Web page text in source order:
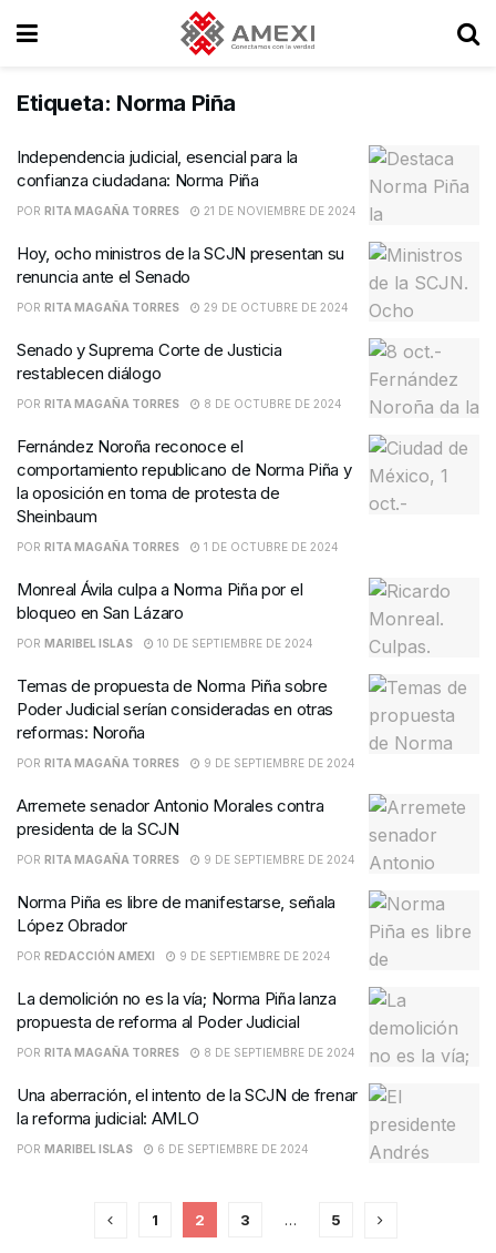
Etiqueta: Norma Piña
Independencia judicial, esencial para la
confianza ciudadana: Norma Piña
POR RITA MAGAÑA TORRES 21 DE NOVIEMBRE DE 2024
Hoy, ocho ministros de la SCJN presentan su
renuncia ante el Senado
POR RITA MAGAÑA TORRES 29 DE OCTUBRE DE 2024
Senado y Suprema Corte de Justicia
restablecen diálogo
POR RITA MAGAÑA TORRES 8 DE OCTUBRE DE 2024
Fernández Noroña reconoce el
comportamiento republicano de Norma Piña y
la oposición en toma de protesta de
Sheinbaum
POR RITA MAGAÑA TORRES 1 DE OCTUBRE DE 2024
Monreal Ávila culpa a Norma Piña por el
bloqueo en San Lázaro
POR MARIBEL ISLAS 10 DE SEPTIEMBRE DE 2024
Temas de propuesta de Norma Piña sobre
Poder Judicial serían consideradas en otras
reformas: Noroña
POR RITA MAGAÑA TORRES 9 DE SEPTIEMBRE DE 2024
Arremete senador Antonio Morales contra
presidenta de la SCJN
POR RITA MAGAÑA TORRES 9 DE SEPTIEMBRE DE 2024
Norma Piña es libre de manifestarse, señala
López Obrador
POR REDACCIÓN AMEXI 9 DE SEPTIEMBRE DE 2024
La demolición no es la vía; Norma Piña lanza
propuesta de reforma al Poder Judicial
POR RITA MAGAÑA TORRES 8 DE SEPTIEMBRE DE 2024
Una aberración, el intento de la SCJN de frenar
la reforma judicial: AMLO
POR MARIBEL ISLAS 6 DE SEPTIEMBRE DE 2024
1 2 3 … 5